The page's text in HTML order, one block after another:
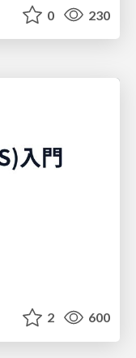
0 230
2 600